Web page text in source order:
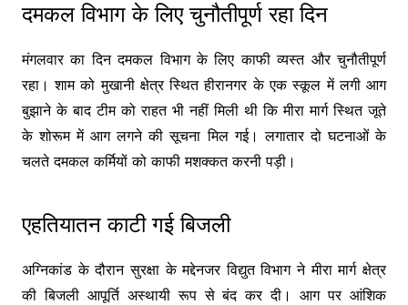
दमकल विभाग के लिए चुनौतीपूर्ण रहा दिन
मंगलवार का दिन दमकल विभाग के लिए काफी व्यस्त और चुनौतीपूर्ण
रहा। शाम को मुखानी क्षेत्र स्थित हीरानगर के एक स्कूल में लगी आग
बुझाने के बाद टीम को राहत भी नहीं मिली थी कि मीरा मार्ग स्थित जूते
के शोरूम में आग लगने की सूचना मिल गई। लगातार दो घटनाओं के
चलते दमकल कर्मियों को काफी मशक्कत करनी पड़ी।
एहतियातन काटी गई बिजली
अग्निकांड के दौरान सुरक्षा के मद्देनजर विद्युत विभाग ने मीरा मार्ग क्षेत्र
की बिजली आपूर्ति अस्थायी रूप से बंद कर दी। आग पर आंशिक